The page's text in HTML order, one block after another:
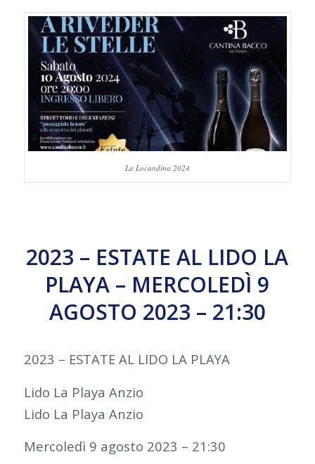
La Locandina 2024
2023 – ESTATE AL LIDO LA
PLAYA – MERCOLEDÌ 9
AGOSTO 2023 – 21:30
2023 – ESTATE AL LIDO LA PLAYA
Lido La Playa Anzio
Lido La Playa Anzio
Mercoledì 9 agosto 2023 – 21:30